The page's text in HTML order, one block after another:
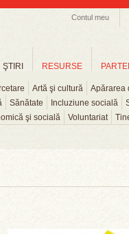
Contul meu
ŞTIRI
Artă şi cultură
Apărarea
Sănătate Incluziune socială
şi socială
Voluntariat
RESURSE